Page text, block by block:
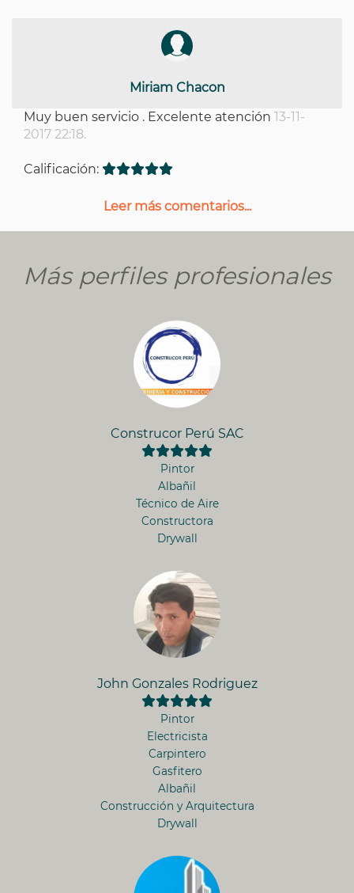
Miriam Chacon
Muy buen servicio . Excelente atención 13-11-
2017 22:18.
Calificación:
Leer más comentarios...
Más perfiles profesionales
Construcor Perú SAC
Pintor
Albañil
Técnico de Aire
Constructora
Drywall
John Gonzales Rodriguez
Pintor
Electricista
Carpintero
Gasfitero
Albañil
Construcción y Arquitectura
Drywall